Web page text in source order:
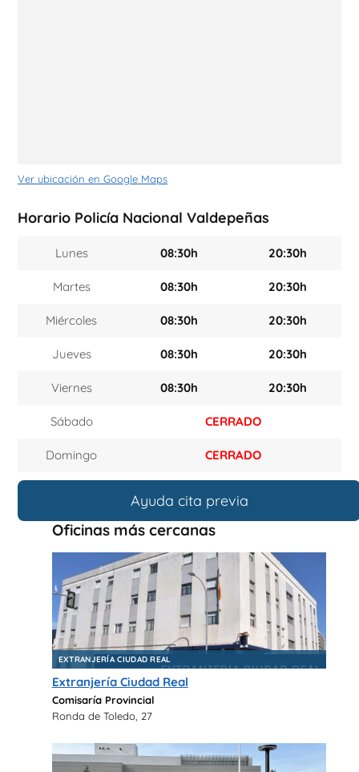
Ver ubicación en Google Maps
Horario Policía Nacional Valdepeñas
Lunes 08:30h 20:30h
Martes 08:30h 20:30h
Miércoles 08:30h 20:30h
Jueves 08:30h 20:30h
Viernes 08:30h 20:30h
Sábado CERRADO
Domingo CERRADO
Ayuda cita previa
Oficinas más cercanas
EXTRANJERÍA CIUDAD REAL
Extranjería Ciudad Real
Comisaría Provincial
Ronda de Toledo, 27